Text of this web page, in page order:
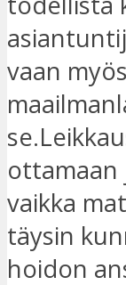
vaan
ottamaan
vaikka
täysin
hoidon